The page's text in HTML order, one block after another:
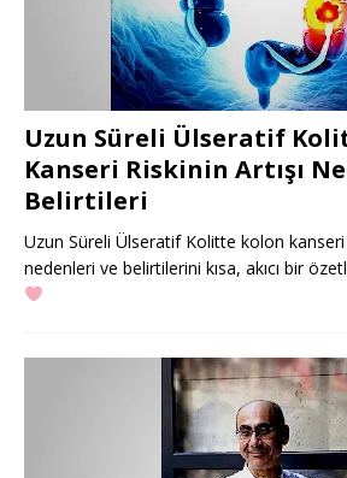
Uzun Süreli Ülseratif
Kanseri Riskinin Artışı
Belirtileri
Uzun Süreli Ülseratif Kolitte kolon kanseri
nedenleri ve belirtilerini kısa, akıcı bir